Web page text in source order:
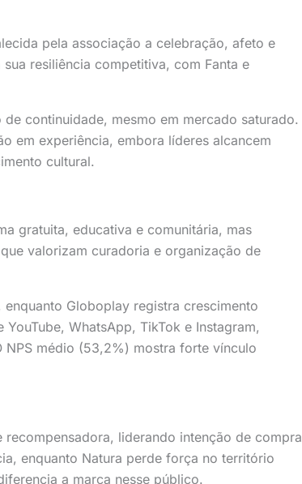
pela associação a celebração, afeto e
resiliência competitiva, com Fanta e
continuidade, mesmo em mercado saturado.
em experiência, embora líderes alcancem
cultural.
gratuita, educativa e comunitária, mas
valorizam curadoria e organização de
Globoplay registra crescimento
WhatsApp, TikTok e Instagram,
médio (53,2%) mostra forte vínculo
liderando intenção de compra
enquanto Natura perde força no território
a marca nesse público.